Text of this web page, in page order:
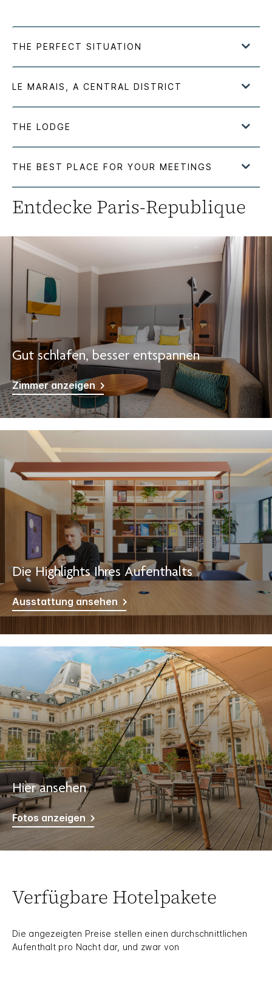
Entdecke Paris-Republique
Gut schlafen, besser entspannen
Zimmer anzeigen
Die Highlights Ihres Aufenthalts
Ausstattung ansehen
Hier ansehen
Fotos anzeigen
Verfügbare Hotelpakete
Die angezeigten Preise stellen einen durchschnittlichen
Aufenthalt pro Nacht dar, und zwar von